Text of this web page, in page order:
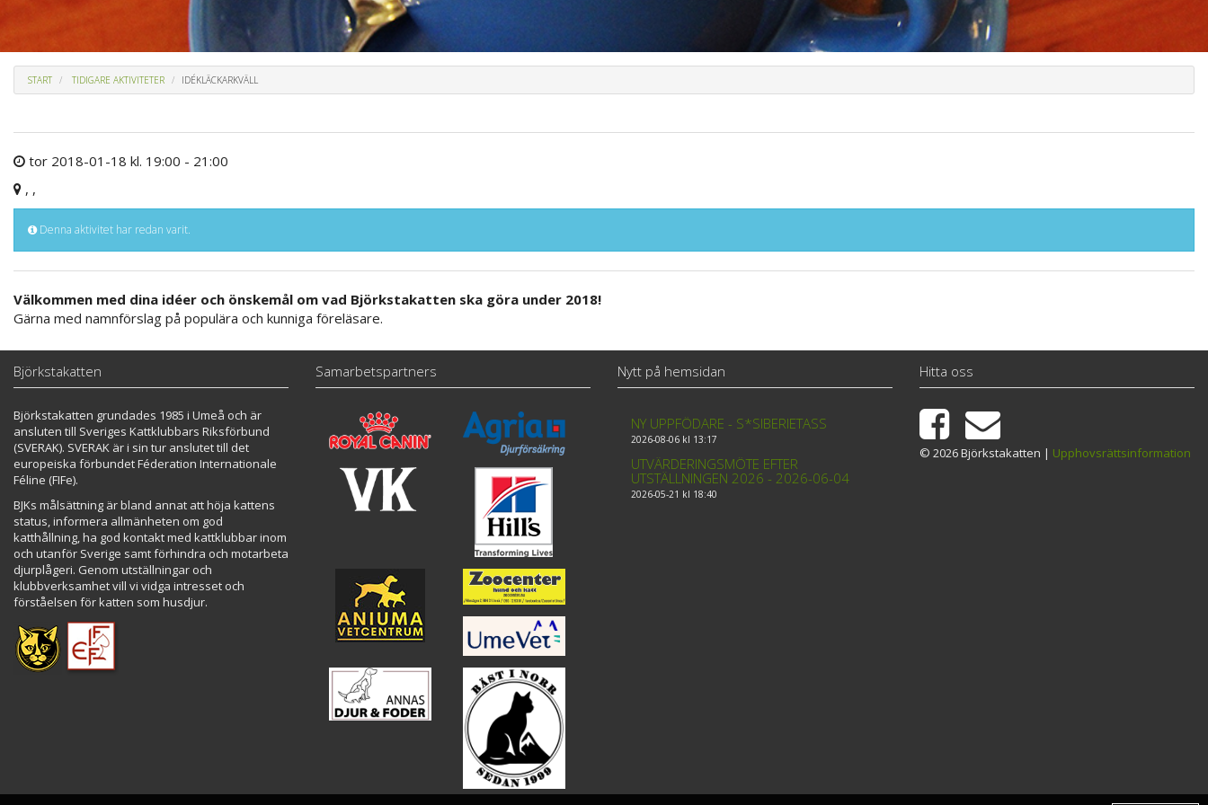
START TIDIGARE AKTIVITETER IDÉKLÄCKARKVÄLL
tor 2018-01-18 kl. 19:00 - 21:00
, ,
Denna aktivitet har redan varit.
Välkommen med dina idéer och önskemål om vad Björkstakatten ska göra under 2018!
Gärna med namnförslag på populära och kunniga föreläsare.
Björkstakatten
Björkstakatten grundades 1985 i Umeå och är
ansluten till Sveriges Kattklubbars Riksförbund
(SVERAK). SVERAK är i sin tur anslutet till det
europeiska förbundet Féderation Internationale
Féline (FIFe).
BJKs målsättning är bland annat att höja kattens
status, informera allmänheten om god
katthållning, ha god kontakt med kattklubbar inom
och utanför Sverige samt förhindra och motarbeta
djurplågeri. Genom utställningar och
klubbverksamhet vill vi vidga intresset och
förståelsen för katten som husdjur.
Samarbetspartners Nytt på hemsidan
NY UPPFÖDARE - S*SIBERIETASS
2026-08-06 kl 13:17
UTVÄRDERINGSMÖTE EFTER
UTSTÄLLNINGEN 2026 - 2026-06-04
2026-05-21 kl 18:40
Hitta oss
© 2026 Björkstakatten | Upphovsrättsinformation